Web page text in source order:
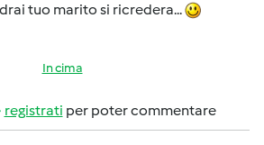
tuo marito si ricredera...
In cima
registrati per poter commentare